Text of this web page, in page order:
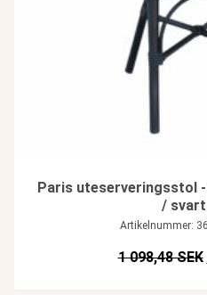
Paris uteserveringsstol
/
Artikelnummer:
1 098,48 SEK